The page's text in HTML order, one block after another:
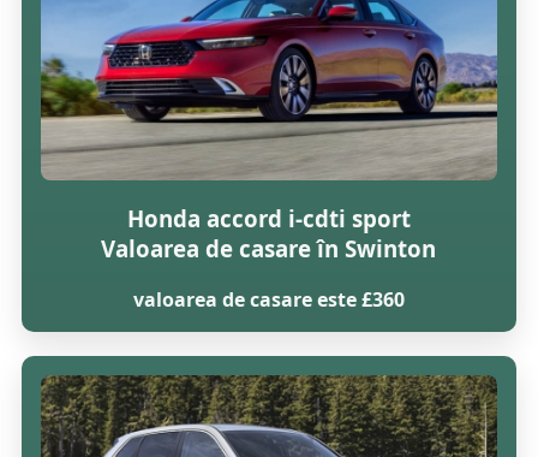
Honda accord i-cdti sport
Valoarea de casare în Swinton
valoarea de casare este £360